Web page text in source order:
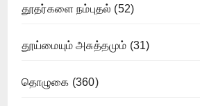
தூதர்களை நம்புதல் (52)
தூய்மையும் அசுத்தமும் (31)
தொழுகை (360)